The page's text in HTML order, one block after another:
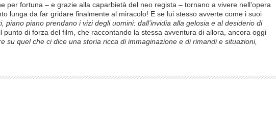
per fortuna – e grazie alla caparbietà del neo regista – tornano a vivere nell’opera
lunga da far gridare finalmente al miracolo! E se lui stesso avverte come i suoi
piano piano prendano i vizi degli uomini: dall’invidia alla gelosia e al desiderio di
punto di forza del film, che raccontando la stessa avventura di allora, ancora oggi
su quel che ci dice una storia ricca di immaginazione e di rimandi e situazioni,